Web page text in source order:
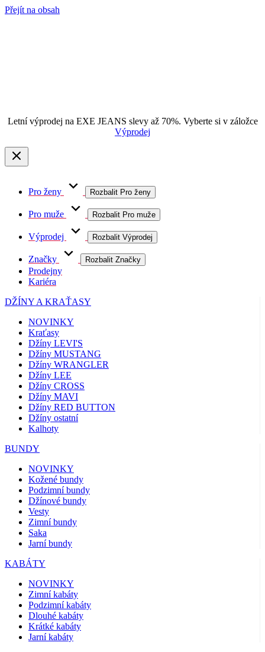
Přejít na obsah
Letní výprodej na EXE JEANS slevy až 70%. Vyberte si v záložce
Výprodej
Pro ženy Rozbalit Pro ženy
Pro muže Rozbalit Pro muže
Výprodej Rozbalit Výprodej
Značky Rozbalit Značky
Prodejny
Kariéra
DŽÍNY A KRAŤASY
NOVINKY
Kraťasy
Džíny LEVI'S
Džíny MUSTANG
Džíny WRANGLER
Džíny LEE
Džíny CROSS
Džíny MAVI
Džíny RED BUTTON
Džíny ostatní
Kalhoty
BUNDY
NOVINKY
Kožené bundy
Podzimní bundy
Džínové bundy
Vesty
Zimní bundy
Saka
Jarní bundy
KABÁTY
NOVINKY
Zimní kabáty
Podzimní kabáty
Dlouhé kabáty
Krátké kabáty
Jarní kabáty